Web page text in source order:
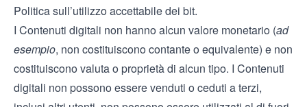
Politica sull’utilizzo accettabile dei bit.
I Contenuti digitali non hanno alcun valore monetario (ad
esempio, non costituiscono contante o equivalente) e non
costituiscono valuta o proprietà di alcun tipo. I Contenuti
digitali non possono essere venduti o ceduti a terzi,